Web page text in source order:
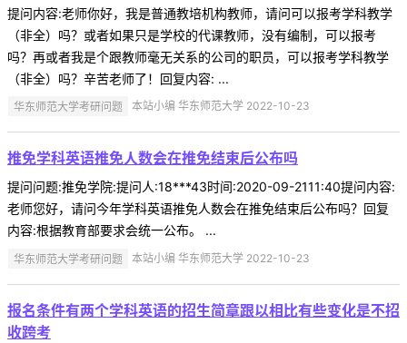
提问内容:老师你好，我是普通教培机构教师，请问可以报考学科教学
（非全）吗？或者如果只是学校的代课教师，没有编制，可以报考
吗？再或者我是个跟教师毫无关系的公司的职员，可以报考学科教学
（非全）吗？辛苦老师了！回复内容: ...
华东师范大学考研问题 本站小编 华东师范大学 2022-10-23
推免学科英语推免人数会在推免结束后公布吗
提问问题:推免学院:提问人:18***43时间:2020-09-2111:40提问内容:
老师您好，请问今年学科英语推免人数会在推免结束后公布吗？回复
内容:根据教育部要求会统一公布。 ...
华东师范大学考研问题 本站小编 华东师范大学 2022-10-23
报名条件有两个学科英语的招生简章跟以相比有些变化是不招
收跨考